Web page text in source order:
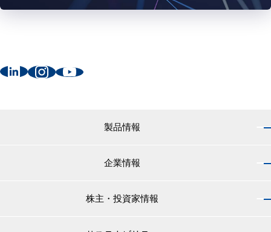
製品情報
小型船舶・漁船用塗料・漁網用防汚剤
企業情報
株主・投資家情報